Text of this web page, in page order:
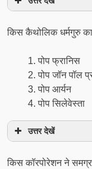
किस कैथोलिक धर्मगुरु
पोप फ्रानिस
पोप जॉन पॉल
पोप आर्यन
पोप सिलेवेस्ता
उत्तर देखें
किस कॉरपोरेशन ने